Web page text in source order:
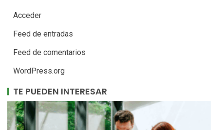
Acceder
Feed de entradas
Feed de comentarios
WordPress.org
TE PUEDEN INTERESAR